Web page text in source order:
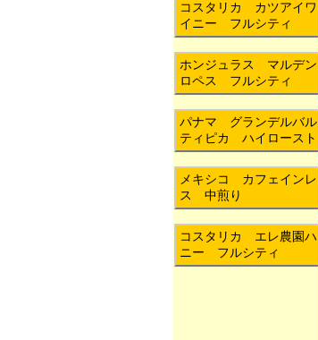
コスタリカ カツアイワ
イニー フルシティ
ホンジュラス マルデン
ロペス フルシティ
パナマ グランデルバル
ティピカ ハイロースト
メキシコ カフェインレ
ス 中煎り
コスタリカ エレ農園ハ
ニー フルシティ